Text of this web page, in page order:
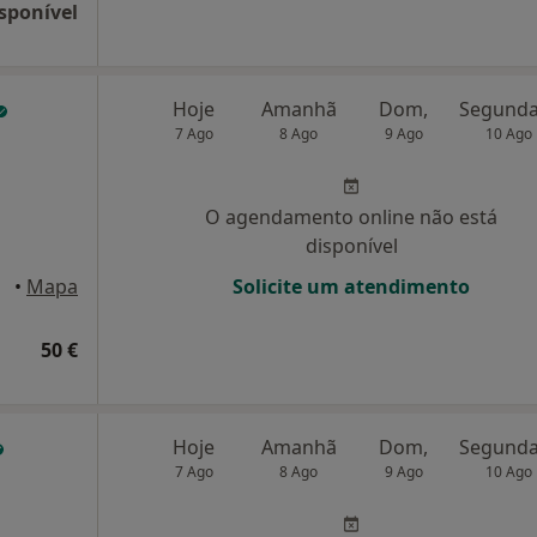
• Mapa
50 €
Hoje
7 Ago
Amanhã
8 Ago
Dom,
9 Ago 10 Ago
O agendamento online não está
disponível
Solicite um atendimento
Hoje
7 Ago
Amanhã
8 Ago
Dom,
9 Ago 10 Ago